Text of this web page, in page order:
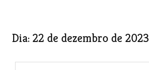
Dia: 22 de dezembro de 2023